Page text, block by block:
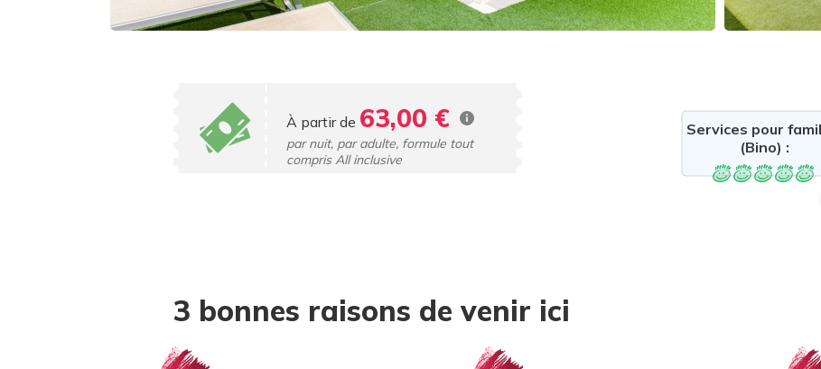
Services pour
(Bino) :
À partir de 63,00 €
par nuit, par adulte, formule tout
compris All inclusive
3 bonnes raisons de venir ici